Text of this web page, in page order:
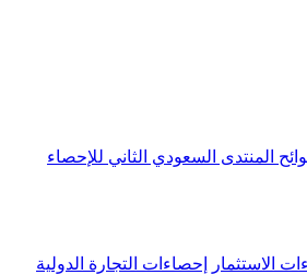
المنتدى السعودي الثاني للإحصاء
الاستثمار إحصاءات التجارة الدولية